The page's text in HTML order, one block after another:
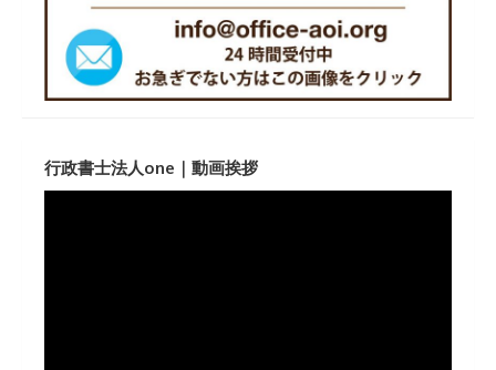
行政書士法人one｜動画挨拶